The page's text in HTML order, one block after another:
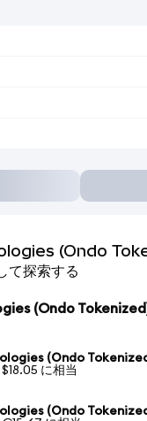
(Ondo
て探索する
(Ondo
(Ondo
に相当
(Ondo